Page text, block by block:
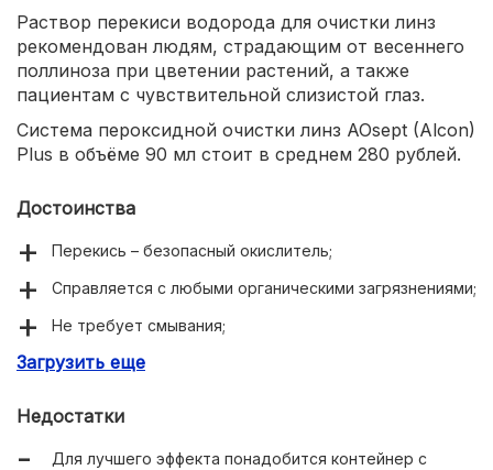
Раствор перекиси водорода для очистки линз
рекомендован людям, страдающим от весеннего
поллиноза при цветении растений, а также
пациентам с чувствительной слизистой глаз.
Система пероксидной очистки линз AOsept (Alcon)
Plus в объёме 90 мл стоит в среднем 280 рублей.
Достоинства
Перекись – безопасный окислитель;
Справляется с любыми органическими загрязнениями;
Не требует смывания;
Не вызывает аллергии при правильном времени
Загрузить еще
Недостатки
Для лучшего эффекта понадобится контейнер с